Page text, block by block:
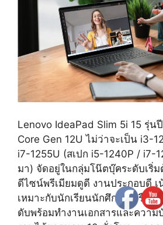
Lenovo IdeaPad Slim 5i 15 รุ่น
Core Gen 12U ไม่ว่าจะเป็น i3-
i7-1255U (สเปก i5-1240P / i7-
มา) จัดอยู่ในกลุ่มโน๊ตบุ๊คระดับเริ่
ดีไซน์พรีเมียมดูดี งานประกอบดี
เหมาะกับนักเรียนนักศึกษา หรือค
ดับพร้อมทำงานเอกสารและความ